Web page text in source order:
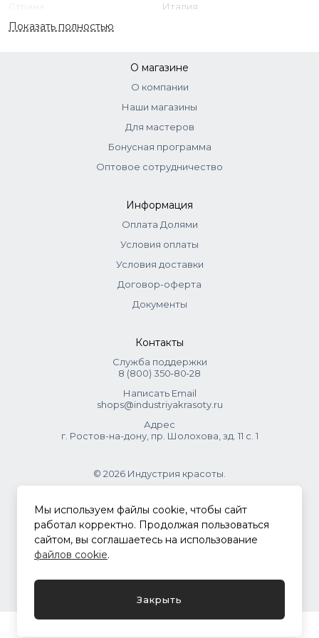
Италия
Показать полностью
О магазине
О компании
Наши магазины
Для мастеров
Бонусная программа
Оптовое сотрудничество
Информация
Оплата Долями
Условия оплаты
Условия доставки
Договор-оферта
Документы
Контакты
Служба поддержки
8 (800) 350‑80‑28
Написать Email
shops@industriyakrasoty.ru
Адрес
г. Ростов-на-дону, пр. Шолохова, зд. 11 с. 1
© 2026 Индустрия красоты.
.
Политика конфиденциальности
Мы используем файлы cookie, чтобы сайт
работал корректно. Продолжая пользоваться
сайтом, вы соглашаетесь на использование
файлов cookie.
Закрыть